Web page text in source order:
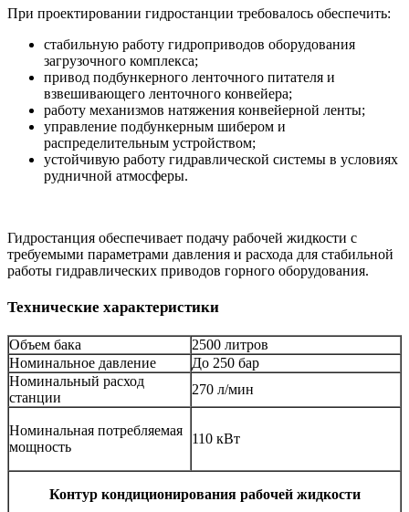
При проектировании гидростанции требовалось обеспечить:
стабильную работу гидроприводов оборудования
загрузочного комплекса;
привод подбункерного ленточного питателя и
взвешивающего ленточного конвейера;
работу механизмов натяжения конвейерной ленты;
управление подбункерным шибером и
распределительным устройством;
устойчивую работу гидравлической системы в условиях
рудничной атмосферы.
Гидростанция обеспечивает подачу рабочей жидкости с
требуемыми параметрами давления и расхода для стабильной
работы гидравлических приводов горного оборудования.
Технические характеристики
Объем бака
2500 литров
Номинальное давление
До 250 бар
Номинальный расход
станции
270 л/мин
Номинальная потребляемая
мощность
110 кВт
Контур кондиционирования рабочей жидкости